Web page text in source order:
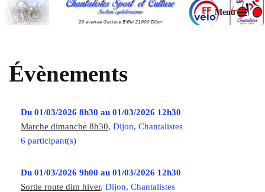
contenu
Menu
Évènements
Du 01/03/2026 8h30 au 01/03/2026 12h30
Marche dimanche 8h30, Dijon, Chantalistes
6 participant(s)
Du 01/03/2026 9h00 au 01/03/2026 12h30
Sortie route dim hiver, Dijon, Chantalistes